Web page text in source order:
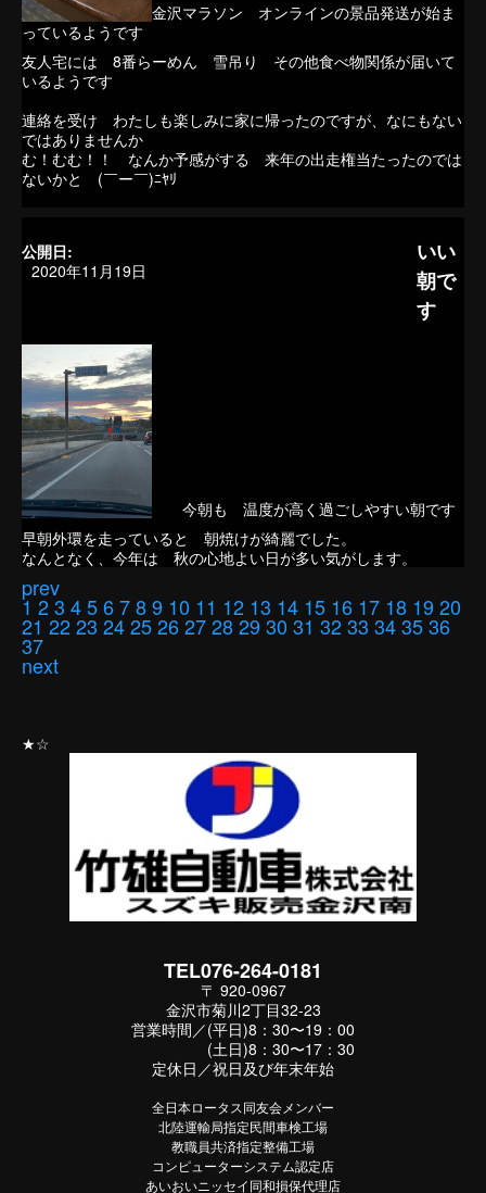
金沢マラソン オンラインの景品発送が始ま
っているようです
友人宅には 8番らーめん 雪吊り その他食べ物関係が届いて
いるようです
連絡を受け わたしも楽しみに家に帰ったのですが、なにもない
ではありませんか
む！むむ！！ なんか予感がする 来年の出走権当たったのでは
ないかと (￣ー￣)ﾆﾔﾘ
公開日:
2020年11月19日
いい
朝で
す
今朝も 温度が高く過ごしやすい朝です
早朝外環を走っていると 朝焼けが綺麗でした。
なんとなく、今年は 秋の心地よい日が多い気がします。
prev
1 23 456789 10 11 12 13 14 15 16 17 18 1920
21 2223 24252627282930 31 3233 343536
37
next
★☆
TEL076-264-0181
〒 920-0967
金沢市菊川2丁目32-23
営業時間／(平日)8：30〜19：00
(土日)8：30〜17：30
定休日／祝日及び年末年始
全日本ロータス同友会メンバー
北陸運輸局指定民間車検工場
教職員共済指定整備工場
コンピューターシステム認定店
あいおいニッセイ同和損保代理店